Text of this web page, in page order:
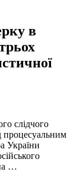
в
слідчого
процесуальним
України
…